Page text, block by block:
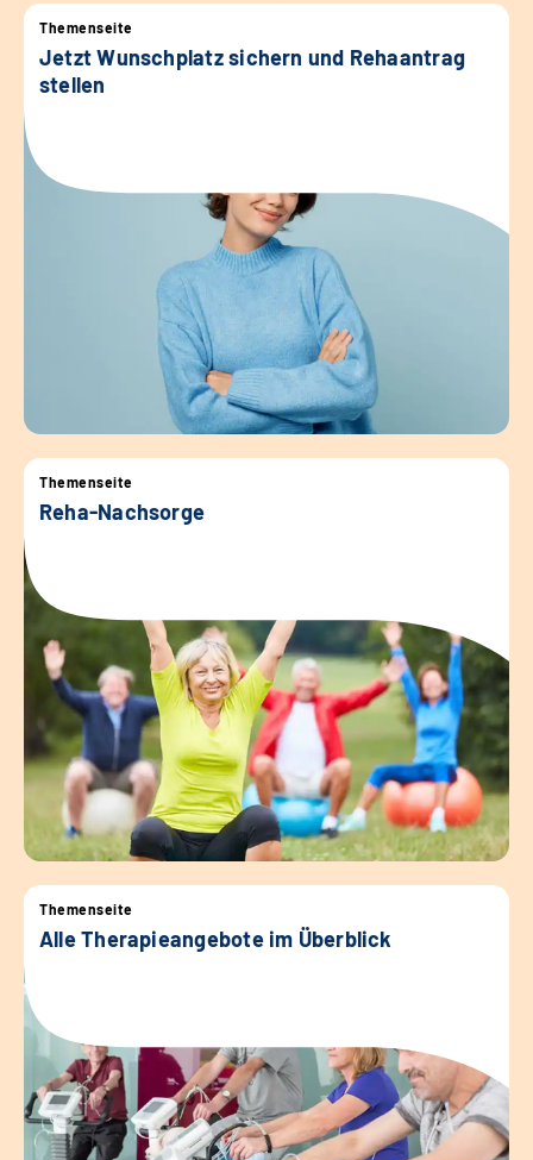
Themenseite
Jetzt Wunschplatz sichern und Rehaantrag
stellen
Themenseite
Reha-Nachsorge
Themenseite
Alle Therapieangebote im Überblick